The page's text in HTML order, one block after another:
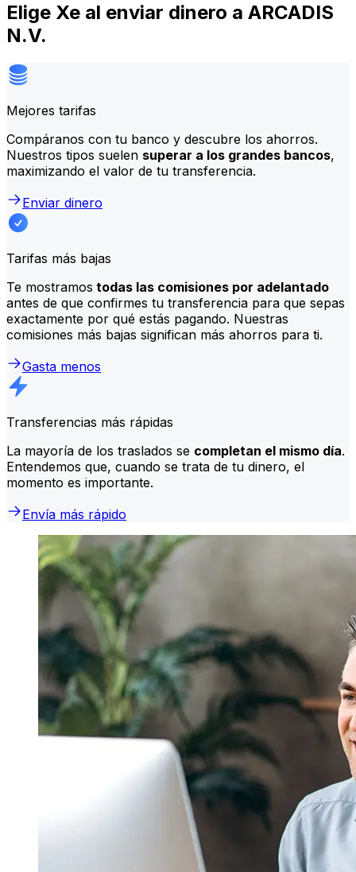
Elige Xe al enviar dinero a ARCADIS
N.V.
Mejores tarifas
Compáranos con tu banco y descubre los ahorros.
Nuestros tipos suelen superar a los grandes bancos,
maximizando el valor de tu transferencia.
Enviar dinero
Tarifas más bajas
Te mostramos todas las comisiones por adelantado
antes de que confirmes tu transferencia para que sepas
exactamente por qué estás pagando. Nuestras
comisiones más bajas significan más ahorros para ti.
Gasta menos
Transferencias más rápidas
La mayoría de los traslados se completan el mismo día.
Entendemos que, cuando se trata de tu dinero, el
momento es importante.
Envía más rápido